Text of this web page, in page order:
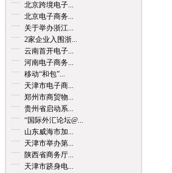
北京跨境电子...
北京电子商务...
关于举办浙江...
2家企业入围浙...
云南首开电子...
河南电子商务...
移动“和包”...
天津市电子商...
郑州市商贸物...
贵州省启动系...
“国际外汇论坛@...
山东威海市加...
天津市举办第...
陕西省商务厅...
天津市跻身电...